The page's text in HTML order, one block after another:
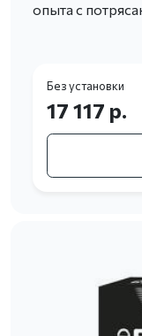
опыта с
Без установки
17 117 р.